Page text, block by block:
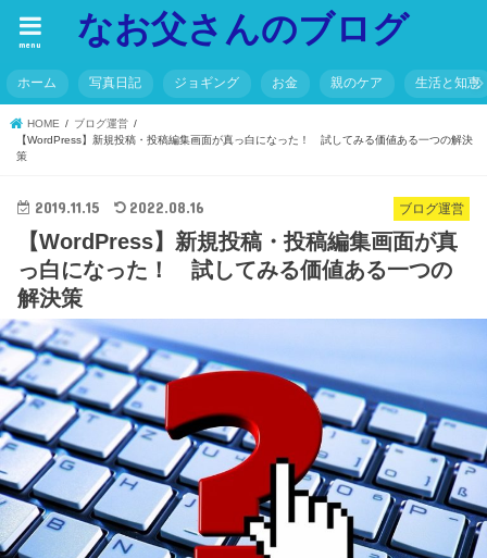
なお父さんのブログ
menu
ホーム 写真日記 ジョギング お金 親のケア 生活と知恵
HOME
ブログ運営
【WordPress】新規投稿・投稿編集画面が真っ白になった！ 試してみる価値ある一つの解決
策
ブログ運営
2019.11.15 2022.08.16
【WordPress】新規投稿・投稿編集画面が真
っ白になった！ 試してみる価値ある一つの
解決策